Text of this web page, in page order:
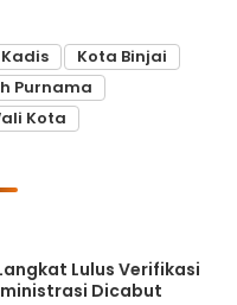
Kadis
Kota Binjai
Purnama
Kota
Lulus Verifikasi
Dicabut